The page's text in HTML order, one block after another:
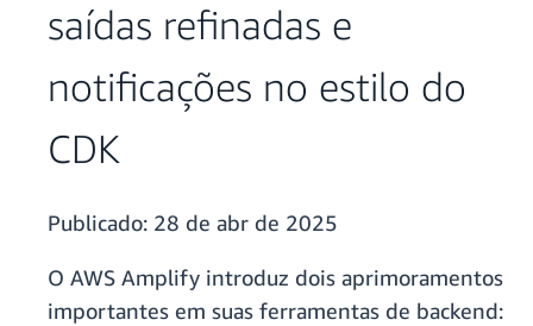
saídas refinadas e
notificações no estilo do
CDK
Publicado: 28 de abr de 2025
O AWS Amplify introduz dois aprimoramentos
importantes em suas ferramentas de backend: